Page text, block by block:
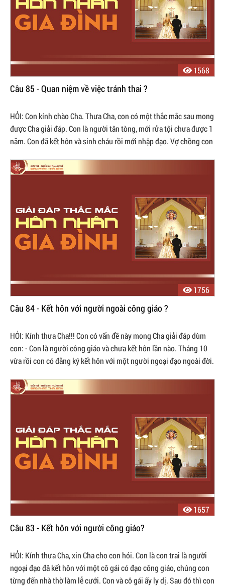
1568
Câu 85 - Quan niệm về việc tránh thai ?
HỎI: Con kính chào Cha. Thưa Cha, con có một thắc mắc sau mong
được Cha giải đáp. Con là người tân tòng, mới rửa tội chưa được 1
năm. Con đã kết hôn và sinh cháu rồi mới nhập đạo. Vợ chồng con
1756
Câu 84 - Kết hôn với người ngoài công giáo ?
HỎI: Kính thưa Cha!!! Con có vấn đề này mong Cha giải đáp dùm
con: - Con là người công giáo và chưa kết hôn lần nào. Tháng 10
vừa rồi con có đăng ký kết hôn với một người ngoại đạo ngoài đời.
1657
Câu 83 - Kết hôn với người công giáo?
HỎI: Kính thưa Cha, xin Cha cho con hỏi. Con là con trai là người
ngoại đạo đã kết hôn với một cô gái có đạo công giáo, chúng con
từng đến nhà thờ làm lễ cưới. Con và cô gái ấy ly dị. Sau đó thì con